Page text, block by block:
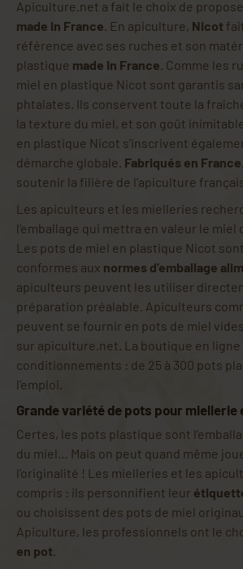
Apiculture.net a fait le choix de
made in France. En apiculture, Nicot
référence avec ses ruches et son
plastique made in France. Comme les
miel en plastique Nicot sont garantis
phtalates. Ils conservent toute la
la texture du miel, et son goût
en plastique Nicot s’inscrivent
démarche globale. Fabriqués en France
soutenir la filière de l’apiculture
Les apiculteurs et les mielleries
l’emballage qui mettra en valeur le miel
Les pots de miel en plastique Nicot sont
conformes aux normes d’emballage
apiculteurs peuvent les utiliser
préparation préalable. Apiculteurs
peuvent se fournir en pots de miel
sur apiculture.net. La boutique en
conditionnements : de 25 à 300 pots
l’emploi.
Grande variété de pots pour miellerie
Certes, les pots plastique sont
du miel… Mais on peut quand même
l’originalité ! Les mielleries et les
compris : ils personnifient leur
ou choisissent des pots de miel
Apiculture, les professionnels ont le
en pot.